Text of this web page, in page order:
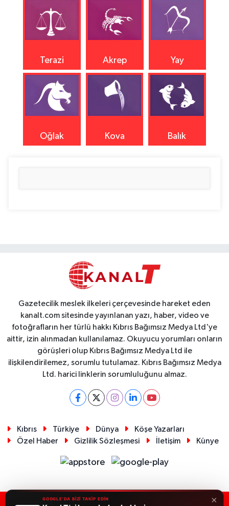
Terazi Akrep Yay
Oğlak Kova Balık
Gazetecilik meslek ilkeleri çerçevesinde hareket eden
kanalt.com sitesinde yayınlanan yazı, haber, video ve
fotoğrafların her türlü hakkı Kıbrıs Bağımsız Medya Ltd'ye
aittir, izin alınmadan kullanılamaz. Okuyucu yorumları onların
görüşleri olup Kıbrıs Bağımsız Medya Ltd ile
ilişkilendirilemez, sorumlu tutulamaz. Kıbrıs Bağımsız Medya
Ltd. harici linklerin sorumluluğunu almaz.
Kıbrıs Türkiye Dünya
Köşe Yazarları
Özel Haber
Gizlilik Sözleşmesi İletişim Künye
×
GOOGLE'DA BİZİ TAKİP EDİN